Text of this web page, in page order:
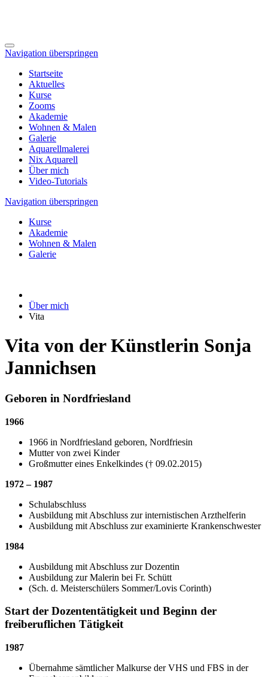
Navigation überspringen
Startseite
Aktuelles
Kurse
Zooms
Akademie
Wohnen & Malen
Galerie
Aquarellmalerei
Nix Aquarell
Über mich
Video-Tutorials
Navigation überspringen
Kurse
Akademie
Wohnen & Malen
Galerie
Über mich
Vita
Vita von der Künstlerin Sonja
Jannichsen
Geboren in Nordfriesland
1966
1966 in Nordfriesland geboren, Nordfriesin
Mutter von zwei Kinder
Großmutter eines Enkelkindes († 09.02.2015)
1972 – 1987
Schulabschluss
Ausbildung mit Abschluss zur internistischen Arzthelferin
Ausbildung mit Abschluss zur examinierte Krankenschwester
1984
Ausbildung mit Abschluss zur Dozentin
Ausbildung zur Malerin bei Fr. Schütt
(Sch. d. Meisterschülers Sommer/Lovis Corinth)
Start der Dozententätigkeit und Beginn der
freiberuflichen Tätigkeit
1987
Übernahme sämtlicher Malkurse der VHS und FBS in der